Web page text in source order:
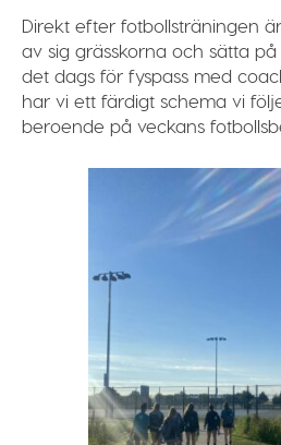
Direkt efter fotbollsträningen
av sig grässkorna och sätta
det dags för fyspass med
har vi ett färdigt schema vi
beroende på veckans